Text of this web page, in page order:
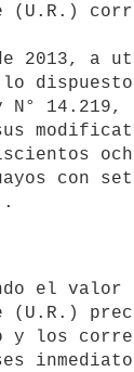
(U.R.)
2013, a
lo
N°
con
(U.R.)
y los